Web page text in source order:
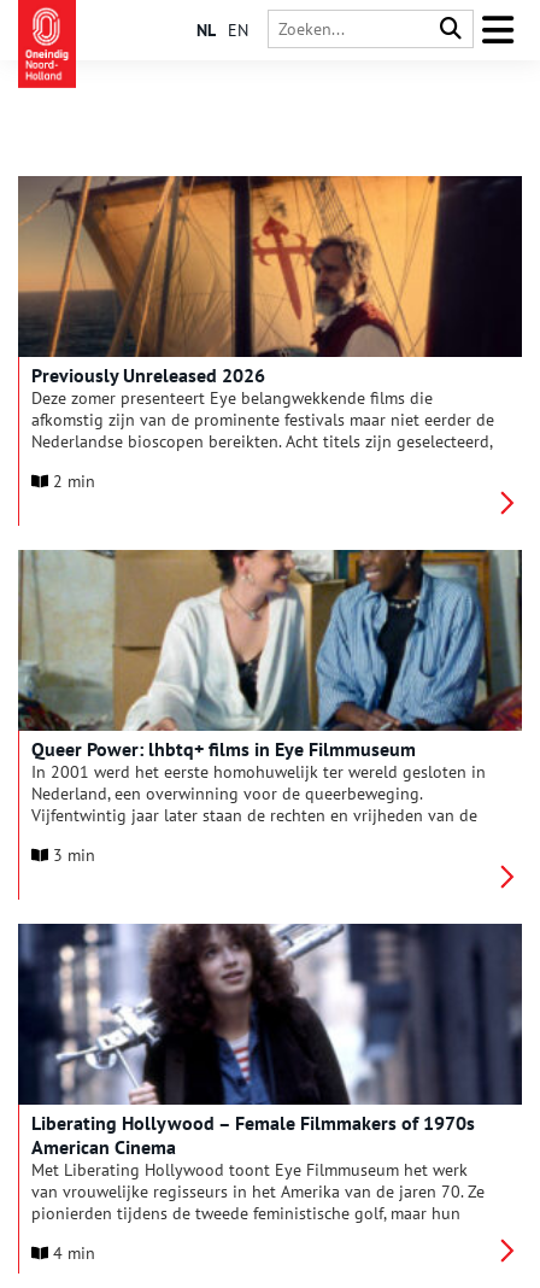
NL EN
Previously Unreleased 2026
Deze zomer presenteert Eye belangwekkende films die
afkomstig zijn van de prominente festivals maar niet eerder de
Nederlandse bioscopen bereikten. Acht titels zijn geselecteerd,
Portugal en Italië. Tot de nieuwkomers behoren regisseurs als
Watermelon Woman is een Amerikaanse klassieker die niet
eerder in Nederland werd uitgebracht.
2 min
Queer Power: lhbtq+ films in Eye Filmmuseum
In 2001 werd het eerste homohuwelijk ter wereld gesloten in
Nederland, een overwinning voor de queerbeweging.
Vijfentwintig jaar later staan de rechten en vrijheden van de
World Pride naar Amsterdam reden genoeg voor een
3 min
Liberating Hollywood – Female Filmmakers of 1970s
American Cinema
Met Liberating Hollywood toont Eye Filmmuseum het werk
van vrouwelijke regisseurs in het Amerika van de jaren 70. Ze
pionierden tijdens de tweede feministische golf, maar hun
de hoogtepunten is Wanda (1970) van Barbara Loden, die
4 min